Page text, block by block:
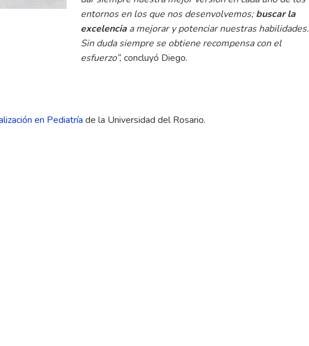
entornos en los que nos desenvolvemos;buscar la
excelencia a mejorar y potenciar nuestras habilidades.
Sin duda siempre se obtiene recompensa con el
esfuerzo”, concluyó Diego.
en Pediatría de la Universidad del Rosario.